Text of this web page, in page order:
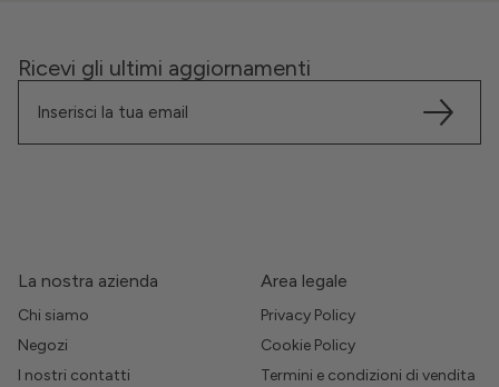
Ricevi gli ultimi aggiornamenti
La nostra azienda
Chi siamo
Negozi
I nostri contatti
Area legale
Privacy Policy
Cookie Policy
Termini e condizioni di vendita